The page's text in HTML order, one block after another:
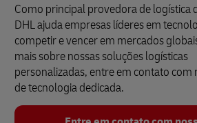
Como principal provedora de logística
DHL ajuda empresas líderes em
competir e vencer em mercados
mais sobre nossas soluções logísticas
personalizadas, entre em contato com
de tecnologia dedicada.